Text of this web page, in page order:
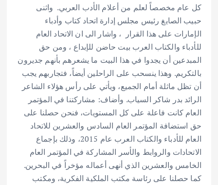
كل عام مخصصاً لعلم من أعلام الأدب العربي. واثنى
حبيب الصايغ رئيس مجلس إدارة اتحاد كتاب وأدباء
الإمارات على هذا القرار ، واشار الى ان الاتحاد العام
للأدباء والكتاب العرب بيت حاضن للإبداع ، ومن حق
المبدعين أن يجدوا في هذا البيت ما يشعرهم بأنهم جديرون
بالتكريم. وهذا ينسحب على الراحلين أيضاً، فتجاربهم يجب
أن تظل ماثلة أمام الجميع، ويأتي على رأس هؤلاء الشاعر
الرائد بدر شاكر السياب. وأضاف: مشاركتنا في المؤتمر
العام كانت فاعلة على كل المستويات، فنحن حصلنا على
حق استضافة المؤتمر العام السادس والعشرين للاتحاد
العام للأدباء والكتاب العرب عام 2015، وذلك بإجماع
الاتحادات والروابط والأسر المشاركة في المؤتمر العام
الخامس والعشرين الذي أنهى أعماله مؤخراً في البحرين.
كما حصلنا على رئاسة مكتب الملكية الفكرية، ومكتب